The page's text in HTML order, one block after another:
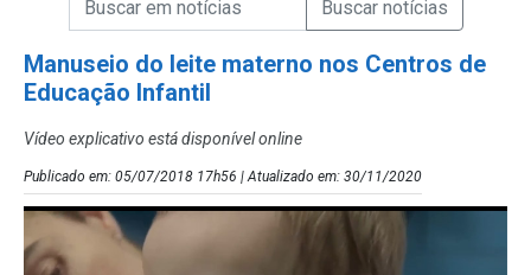
Manuseio do leite materno nos Centros de
Educação Infantil
Vídeo explicativo está disponível online
Publicado em: 05/07/2018 17h56 | Atualizado em: 30/11/2020